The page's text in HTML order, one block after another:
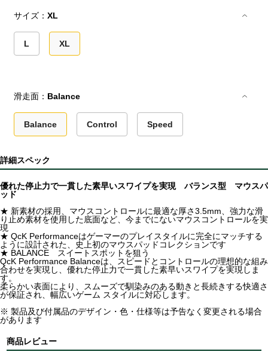
サイズ：XL
L XL
滑走面： Balance
Balance Control Speed
詳細スペック
優れた停止力で一貫した素早いスワイプを実現 バランス型 マウスパ
ッド
★ 新素材の採用、マウスコントロールに最適な厚さ3.5mm、強力な滑
り止め素材を使用した底面など、今までにないマウスコントロールを実
現
★ QcK Performanceはゲーマーのプレイスタイルに完全にマッチする
ように設計された、史上初のマウスパッドコレクションです
★ BALANCE スイートスポットを狙う
QcK Performance Balanceは、スピードとコントロールの理想的な組み
合わせを実現し、優れた停止力で一貫した素早いスワイプを実現しま
す。
柔らかい表面により、スムーズで馴染みのある動きと長続きする快適さ
が保証され、幅広いゲーム スタイルに対応します。
※ 製品及び付属品のデザイン・色・仕様等は予告なく変更される場合
があります
商品レビュー